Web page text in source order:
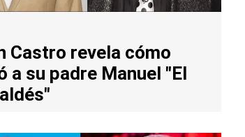
Castro revela cómo
a su padre Manuel "El